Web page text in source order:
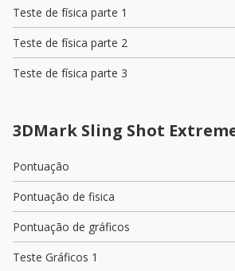
Teste de física parte 1
Teste de física parte 2
Teste de física parte 3
3DMark Sling Shot
Pontuação
Pontuação de fisica
Pontuação de gráficos
Teste Gráficos 1